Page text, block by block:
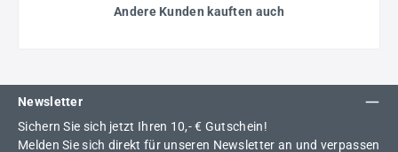
Andere Kunden kauften auch
Newsletter
Sichern Sie sich jetzt Ihren 10,- € Gutschein!
Melden Sie sich direkt für unseren Newsletter an und verpassen